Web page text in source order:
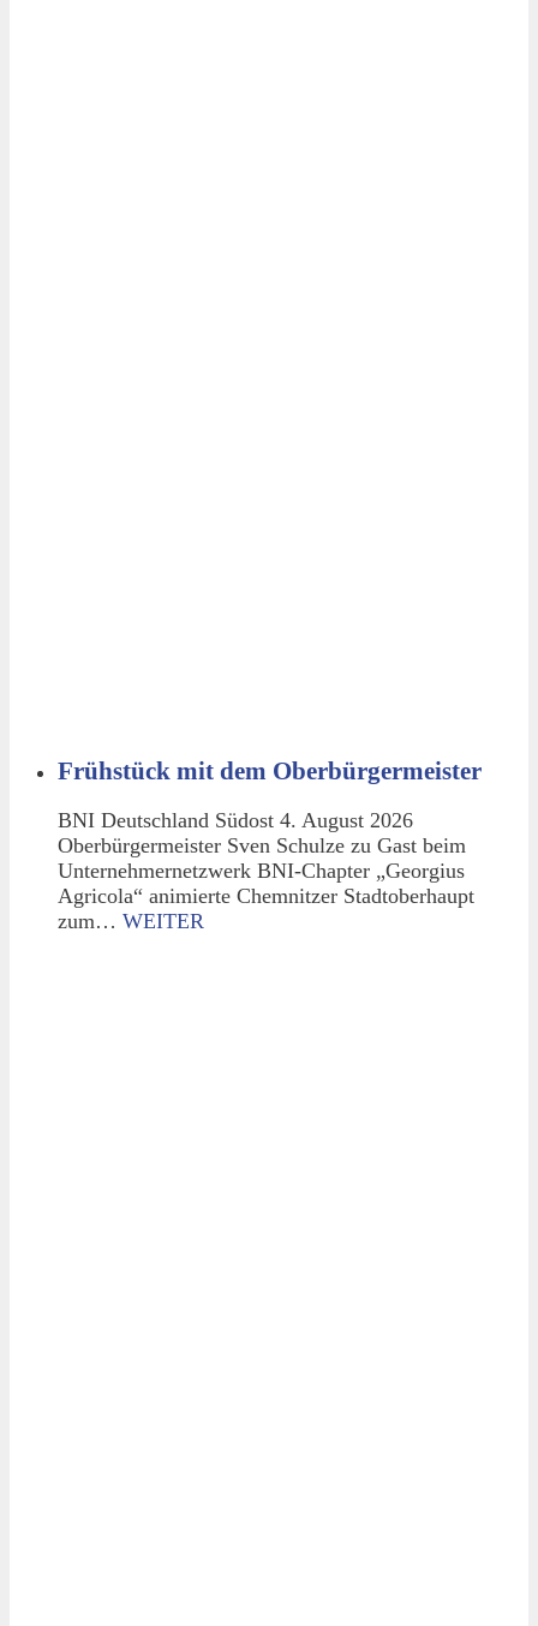
Frühstück mit dem Oberbürgermeister
BNI Deutschland Südost 4. August 2026
Oberbürgermeister Sven Schulze zu Gast beim
Unternehmernetzwerk BNI-Chapter „Georgius
Agricola“ animierte Chemnitzer Stadtoberhaupt
zum… WEITER